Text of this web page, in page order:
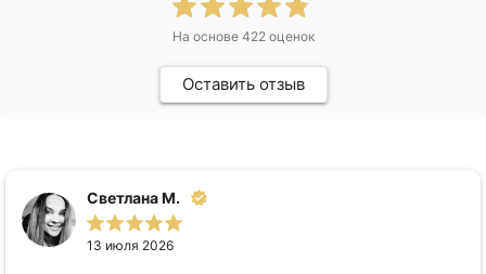
На основе 422оценок
Оставить отзыв
Светлана М.
13 июля 2026